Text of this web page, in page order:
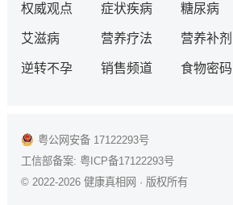
权威观点 症状疾病 糖尿病
艾滋病 营养疗法 营养补剂
逆转不孕 销售频道 食物密码
粤公网安备 17122293号
工信部备案: 粤ICP备17122293号
© 2022-2026 健康真相网 · 版权所有